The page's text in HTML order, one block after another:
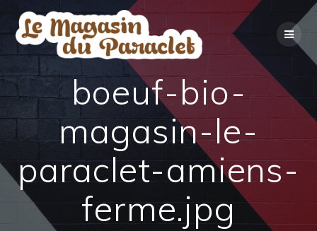
content
boeuf-bio-
magasin-le-
paraclet-amiens-
ferme.jpg